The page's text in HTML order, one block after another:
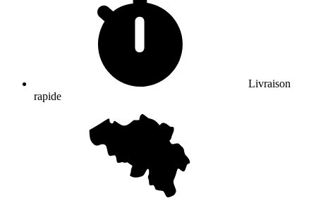
Livraison
rapide